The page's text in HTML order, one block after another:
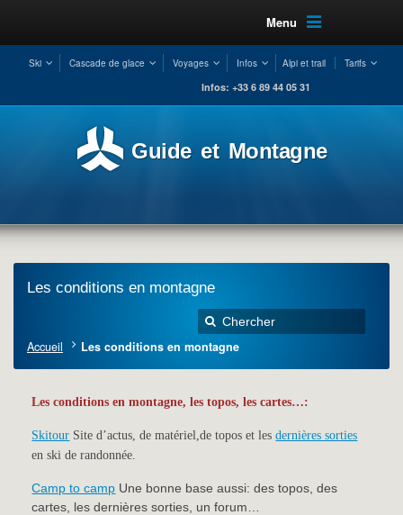
Menu
Ski Cascade de glace Voyages Infos Alpi et trail Tarifs
Infos: +33 6 89 44 05 31
Guide et Montagne
Les conditions en montagne
Accueil Les conditions en montagne
Les conditions en montagne, les topos, les cartes…:
Skitour Site d’actus, de matériel,de topos et lesdernières sorties
en ski de randonnée.
Camp to camp Une bonne base aussi: des topos, des
cartes, les dernières sorties, un forum…